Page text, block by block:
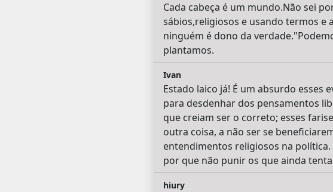
Cada cabeça é um mundo.Não sei
sábios,religiosos e usando termos e
ninguém é dono da
plantamos.
Ivan
Estado laico já! É um absurdo
para desdenhar dos pensamentos
que creiam ser o correto; esses
outra coisa, a não ser se
entendimentos religiosos na política.
por que não punir os que ainda
hiury